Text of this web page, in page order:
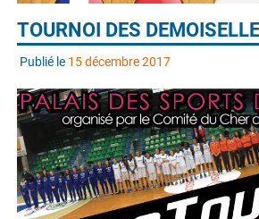
TOURNOI DES
Publié le 15 décembre 2017